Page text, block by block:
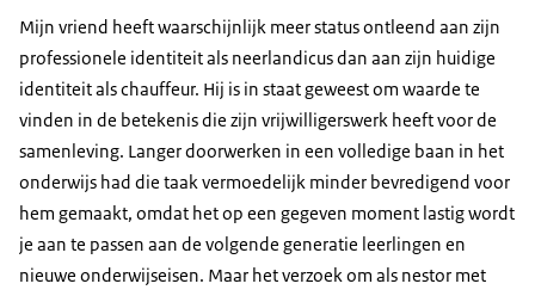
Mijn vriend heeft waarschijnlijk meer status ontleend aan zijn
professionele identiteit als neerlandicus dan aan zijn huidige
identiteit als chauffeur. Hij is in staat geweest om waarde te
vinden in de betekenis die zijn vrijwilligerswerk heeft voor de
samenleving. Langer doorwerken in een volledige baan in het
onderwijs had die taak vermoedelijk minder bevredigend voor
hem gemaakt, omdat het op een gegeven moment lastig wordt
je aan te passen aan de volgende generatie leerlingen en
nieuwe onderwijseisen. Maar het verzoek om als nestor met